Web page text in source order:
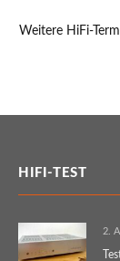
Weitere HiFi-
HIFI-TEST
2.